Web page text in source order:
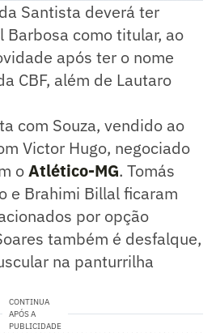
Santista deverá ter
Barbosa como titular, ao
após ter o nome
CBF, além de Lautaro
com Souza, vendido ao
Victor Hugo, negociado
oAtlético-MG. Tomás
e Brahimi Billal ficaram
por opção
também é desfalque,
na panturrilha
CONTINUA
APÓS A
PUBLICIDADE